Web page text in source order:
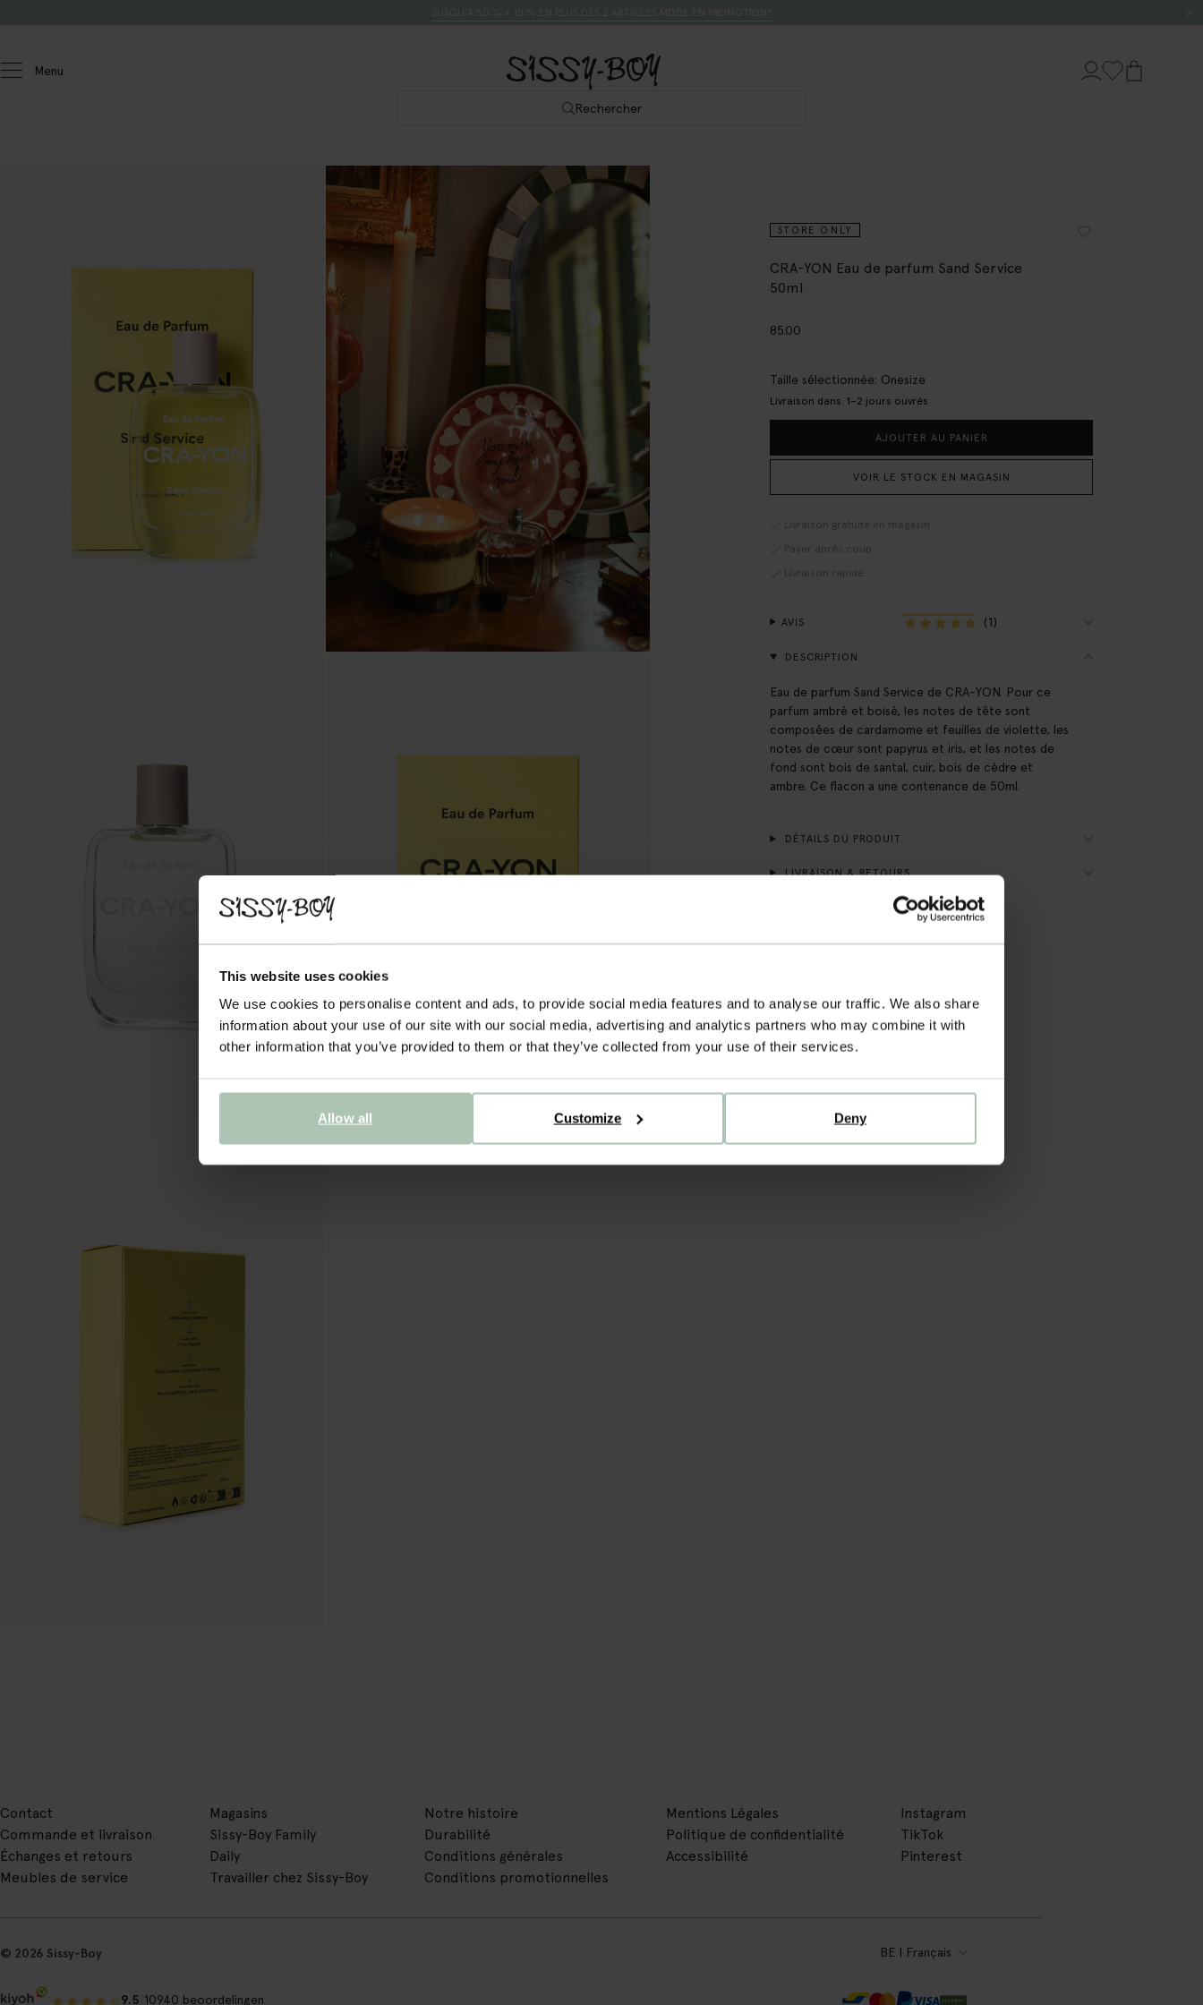
This website uses cookies
We use cookies to personalise content and ads, to provide social media features and to analyse our traffic. We also share
information about your use of our site with our social media, advertising and analytics partners who may combine it with
other information that you’ve provided to them or that they’ve collected from your use of their services.
Deny
Customize
Allow all
Menu
Rechercher
STORE ONLY
CRA-YON Eau de parfum Sand Service
50ml
85.00
Taille sélectionnée: Onesize
Livraison dans: 1–2 jours ouvrés
AJOUTER AU PANIER
VOIR LE STOCK EN MAGASIN
Livraison gratuite en magasin
Payer après coup
Livraison rapide
AVIS (1)
DESCRIPTION
Eau de parfum Sand Service de CRA-YON. Pour ce
parfum ambré et boisé, les notes de tête sont
composées de cardamome et feuilles de violette, les
notes de cœur sont papyrus et iris, et les notes de
fond sont bois de santal, cuir, bois de cèdre et
ambre. Ce flacon a une contenance de 50ml.
DÉTAILS DU PRODUIT
LIVRAISON & RETOURS
Contact
Commande et livraison
Échanges et retours
Meubles de service
Magasins
Sissy-Boy Family
Daily
Travailler chez Sissy-Boy
Notre histoire
Durabilité
Conditions générales
Conditions promotionnelles
Mentions Légales
Politique de confidentialité
Accessibilité
Instagram
TikTok
Pinterest
BE | Français
© 2026 Sissy-Boy
9.5 10940 beoordelingen